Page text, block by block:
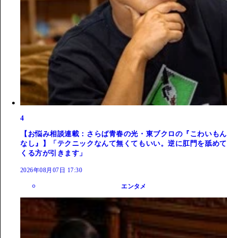
4
【お悩み相談連載：さらば青春の光・東ブクロの『こわいもん
なし』】「テクニックなんて無くてもいい。逆に肛門を舐めて
くる方が引きます」
2026年08月07日 17:30
エンタメ